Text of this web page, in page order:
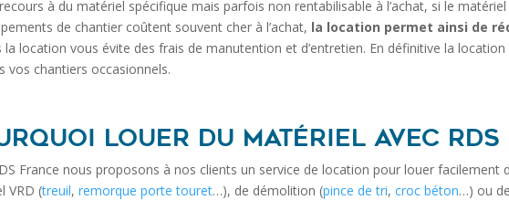
recours à du matériel spécifique mais parfois non rentabilisable à l’achat, si le
de chantier coûtent souvent cher à l’achat, la location permet ainsi de
la location vous évite des frais de manutention et d’entretien. En définitive la
vos chantiers occasionnels.
louer du matériel avec RDS
France nous proposons à nos clients un service de location pour louer facilement
VRD (treuil, remorque porte touret…), de démolition (pince de tri, croc béton…) ou